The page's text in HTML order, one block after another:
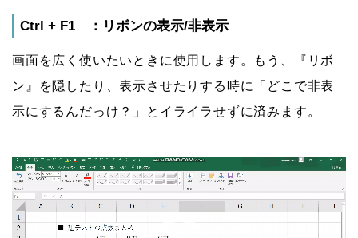
Ctrl + F1 ：リボンの表示/非表示
画面を広く使いたいときに使用します。もう、『リボ
ン』を隠したり、表示させたりする時に「どこで非表
示にするんだっけ？」とイライラせずに済みます。
動
画
プ
レ
ー